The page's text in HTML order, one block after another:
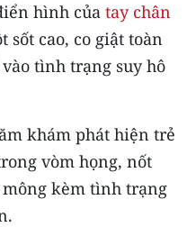
hình của tay chân
sốt cao, co giật toàn
tình trạng suy hô
khám phát hiện trẻ
vòm họng, nốt
kèm tình trạng